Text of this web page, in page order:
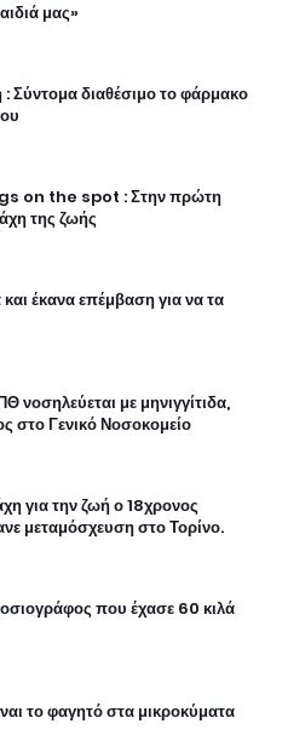
μας»
Σύντομα διαθέσιμο το φάρμακο
on the spot : Στην πρώτη
της ζωής
έκανα επέμβαση για να τα
νοσηλεύεται με μηνιγγίτιδα,
στο Γενικό Νοσοκομείο
για την ζωή ο 18χρονος
μεταμόσχευση στο Τορίνο.
που έχασε 60 κιλά
το φαγητό στα μικροκύματα